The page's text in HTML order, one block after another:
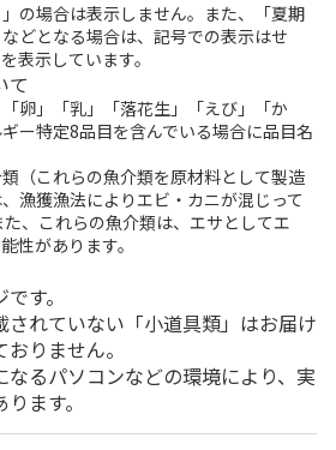
の場合は表示しません。また、「夏期
どとなる場合は、記号での表示はせ
表示しています。
て
卵」「乳」「落花生」「えび」「か
ー特定8品目を含んでいる場合に品目名
（これらの魚介類を原材料として製造
漁獲漁法によりエビ・カニが混じって
、これらの魚介類は、エサとしてエ
性があります。
す。
されていない「小道具類」はお届け
りません。
なるパソコンなどの環境により、実
ます。